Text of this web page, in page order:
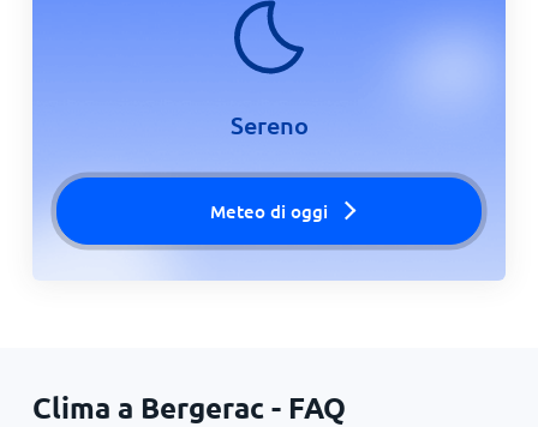
Sereno
Meteo di oggi
Clima a Bergerac - FAQ